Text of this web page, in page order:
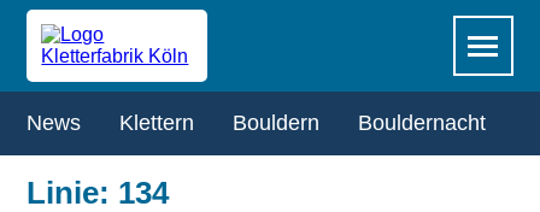
Zum
Hauptinhalt
springen
überspringen
News Klettern Bouldern Bouldernacht
Linie: 134